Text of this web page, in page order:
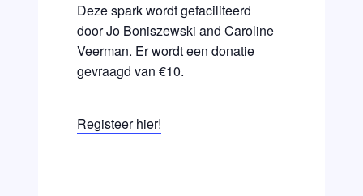
Deze spark wordt gefaciliteerd
door Jo Boniszewski and Caroline
Veerman. Er wordt een donatie
gevraagd van €10.
Registeer hier!